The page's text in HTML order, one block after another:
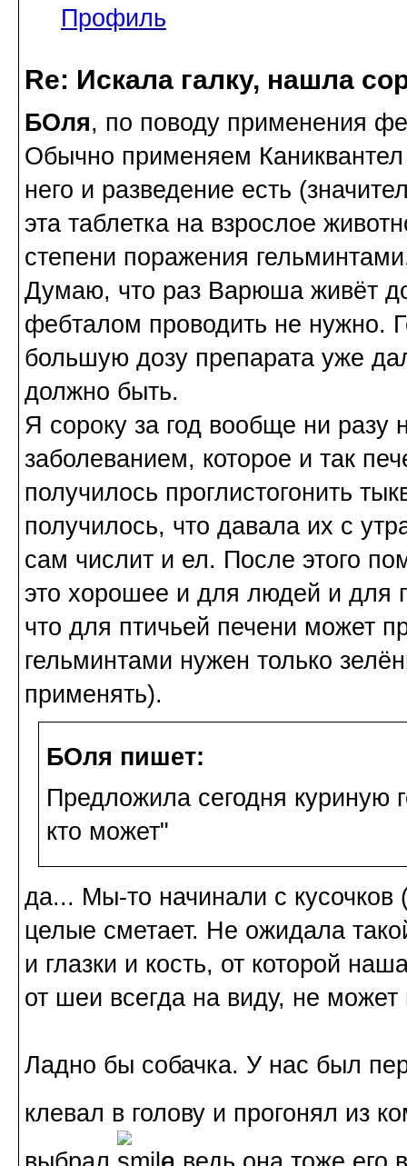
Профиль
Re: Искала галку, нашла
БОля, по поводу применения
Обычно применяем
него и разведение есть
эта таблетка на взрослое
степени поражения
Думаю, что раз Варюша живёт
фебталом проводить не нужно.
большую дозу препарата уже
должно быть.
Я сороку за год вообще ни разу
заболеванием, которое и так
получилось проглистогонить
получилось, что давала их с
сам числит и ел. После этого
это хорошее и для людей и для
что для птичьей печени может
гельминтами нужен только
применять).
БОля пишет:
Предложила сегодня куриную
кто может"
да... Мы-то начинали с
целые сметает. Не ожидала
и глазки и кость, от которой
от шеи всегда на виду, не может
Ладно бы собачка. У нас был
клевал в голову и прогонял из